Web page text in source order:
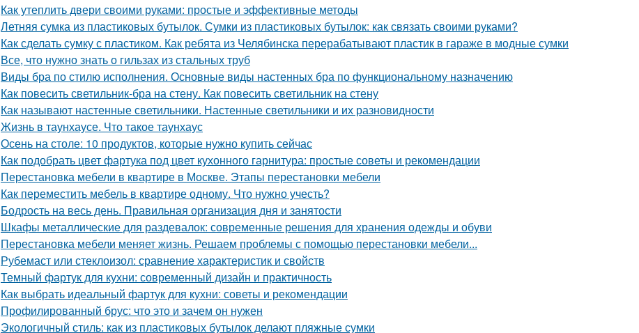
Как утеплить двери своими руками: простые и эффективные методы
Летняя сумка из пластиковых бутылок. Сумки из пластиковых бутылок: как связать своими руками?
Как сделать сумку с пластиком. Как ребята из Челябинска перерабатывают пластик в гараже в модные сумки
Все, что нужно знать о гильзах из стальных труб
Виды бра по стилю исполнения. Основные виды настенных бра по функциональному назначению
Как повесить светильник-бра на стену. Как повесить светильник на стену
Как называют настенные светильники. Настенные светильники и их разновидности
Жизнь в таунхаусе. Что такое таунхаус
Осень на столе: 10 продуктов, которые нужно купить сейчас
Как подобрать цвет фартука под цвет кухонного гарнитура: простые советы и рекомендации
Перестановка мебели в квартире в Москве. Этапы перестановки мебели
Как переместить мебель в квартире одному. Что нужно учесть?
Бодрость на весь день. Правильная организация дня и занятости
Шкафы металлические для раздевалок: современные решения для хранения одежды и обуви
Перестановка мебели меняет жизнь. Решаем проблемы с помощью перестановки мебели...
Рубемаст или стеклоизол: сравнение характеристик и свойств
Темный фартук для кухни: современный дизайн и практичность
Как выбрать идеальный фартук для кухни: советы и рекомендации
Профилированный брус: что это и зачем он нужен
Экологичный стиль: как из пластиковых бутылок делают пляжные сумки